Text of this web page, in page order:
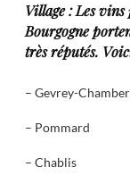
Village : Les
Bourgogne
très réputés.
– Gevrey-
– Pommard
– Chablis